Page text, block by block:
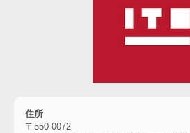
住所
〒550-0072